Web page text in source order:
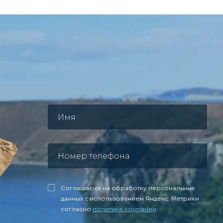
Соглашаюсь на обработку персональных
данных с использованием Яндекс. Метрики
согласно политике компании